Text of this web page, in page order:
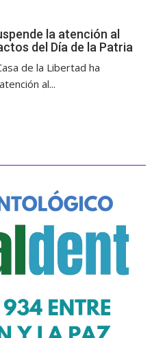
la atención al
del Día de la Patria
de la Libertad ha
al...